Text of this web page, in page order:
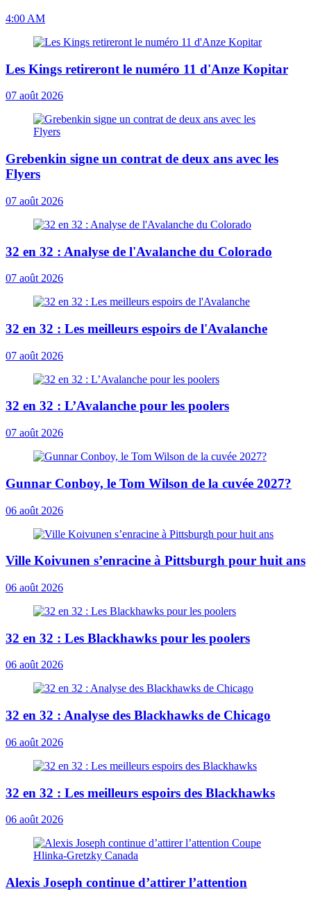
4:00 AM
Les Kings retireront le numéro 11 d'Anze Kopitar
07 août 2026
Grebenkin signe un contrat de deux ans avec les
Flyers
07 août 2026
32 en 32 : Analyse de l'Avalanche du Colorado
07 août 2026
32 en 32 : Les meilleurs espoirs de l'Avalanche
07 août 2026
32 en 32 : L’Avalanche pour les poolers
07 août 2026
Gunnar Conboy, le Tom Wilson de la cuvée 2027?
06 août 2026
Ville Koivunen s’enracine à Pittsburgh pour huit ans
06 août 2026
32 en 32 : Les Blackhawks pour les poolers
06 août 2026
32 en 32 : Analyse des Blackhawks de Chicago
06 août 2026
32 en 32 : Les meilleurs espoirs des Blackhawks
06 août 2026
Alexis Joseph continue d’attirer l’attention